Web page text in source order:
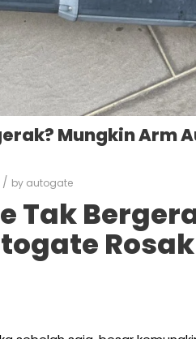
Mungkin Arm
/ by autogate
Tak